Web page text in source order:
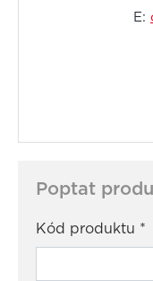
E:
Poptat
Kód produktu *